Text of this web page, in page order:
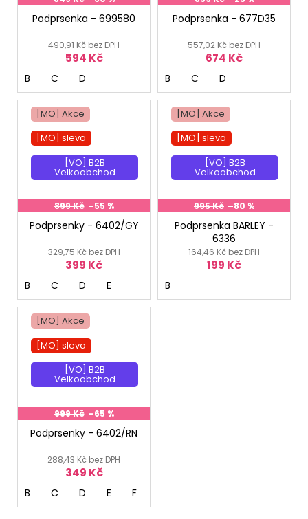
Podprsenka - 699580
490,91 Kč bez DPH
594 Kč
B C D
Podprsenka - 677D35
557,02 Kč bez DPH
674 Kč
B C D
[MO] Akce
[MO] sleva
[VO] B2B
Velkoobchod
899 Kč –55 %
Podprsenky - 6402/GY
329,75 Kč bez DPH
399 Kč
B C D E
[MO] Akce
[MO] sleva
[VO] B2B
Velkoobchod
995 Kč –80 %
Podprsenka BARLEY -
6336
164,46 Kč bez DPH
199 Kč
B
[MO] Akce
[MO] sleva
[VO] B2B
Velkoobchod
999 Kč –65 %
Podprsenky - 6402/RN
288,43 Kč bez DPH
349 Kč
B C D E F